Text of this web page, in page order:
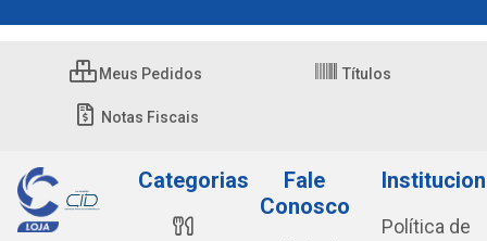
Meus Pedidos Títulos
Notas Fiscais
Categorias
Fale
Conosco
Política de